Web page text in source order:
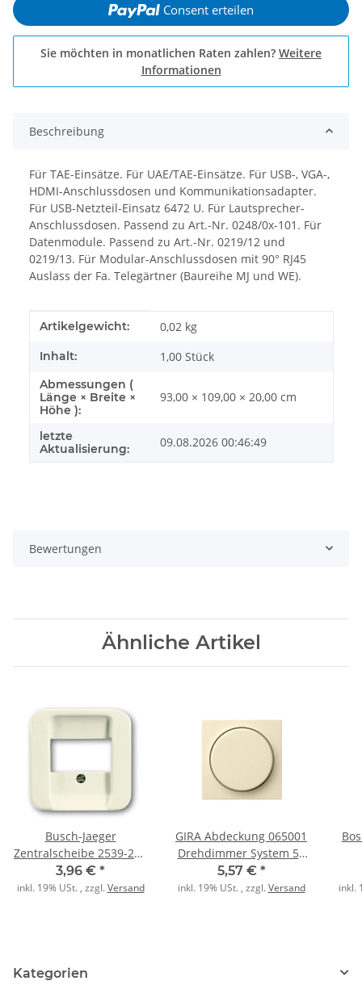
Consent erteilen
Sie möchten in monatlichen Raten zahlen? Weitere
Informationen
Beschreibung
Für TAE-Einsätze. Für UAE/TAE-Einsätze. Für USB-, VGA-,
HDMI-Anschlussdosen und Kommunikationsadapter.
Für USB-Netzteil-Einsatz 6472 U. Für Lautsprecher-
Anschlussdosen. Passend zu Art.-Nr. 0248/0x-101. Für
Datenmodule. Passend zu Art.-Nr. 0219/12 und
0219/13. Für Modular-Anschlussdosen mit 90° RJ45
Auslass der Fa. Telegärtner (Baureihe MJ und WE).
Produkteigenschaft
Wert
Artikelgewicht: 0,02 kg
Inhalt: 1,00 Stück
Abmessungen (
Länge × Breite ×
Höhe ):
93,00 × 109,00 × 20,00 cm
letzte
Aktualisierung:
09.08.2026 00:46:49
Bewertungen
Ähnliche Artikel
Busch-Jaeger
Zentralscheibe 2539-212
für TAE und
Lautsprecher weiß
3,96 € *
inkl. 19% USt. , zzgl.Versand
GIRA Abdeckung 065001
Drehdimmer System 55
cremeweiss
5,57 € *
inkl. 19% USt. , zzgl.Versand inkl.
Kategorien